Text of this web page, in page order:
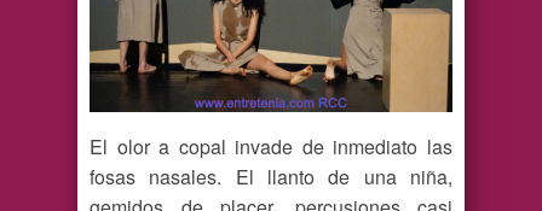
El olor a copal invade de inmediato las
fosas nasales. El llanto de una niña,